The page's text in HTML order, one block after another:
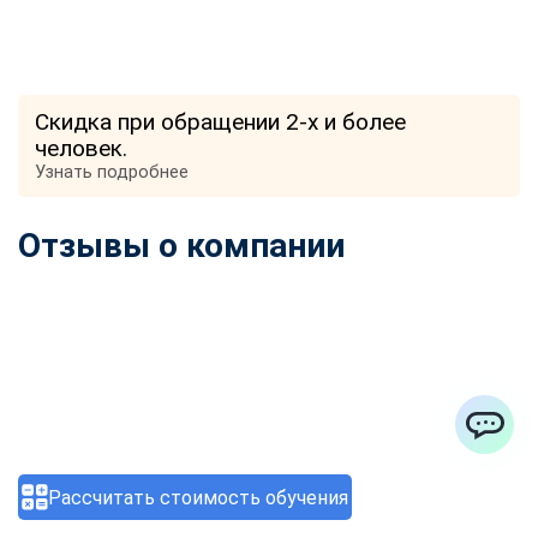
Рассчитать стоимость обучения
Скидка при обращении 2-х и более
человек.
Узнать подробнее
Отзывы о компании